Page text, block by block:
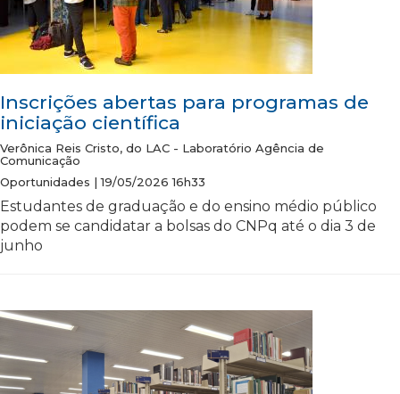
Inscrições abertas para programas de
iniciação científica
Verônica Reis Cristo, do LAC - Laboratório Agência de
Comunicação
Oportunidades | 19/05/2026 16h33
Estudantes de graduação e do ensino médio público
podem se candidatar a bolsas do CNPq até o dia 3 de
junho